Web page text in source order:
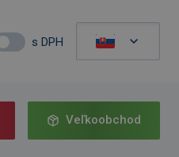
s DPH
Veľkoobchod